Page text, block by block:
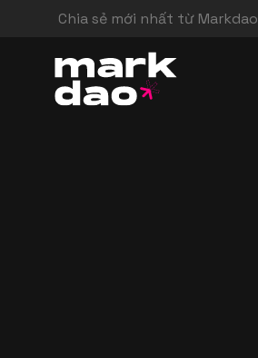
Chia sẻ mới nhất từ Markdao